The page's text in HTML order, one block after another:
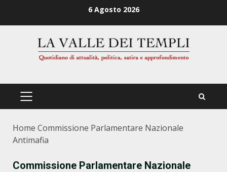
6 Agosto 2026
PRIMÄRES
Home Commissione Parlamentare Nazionale
Antimafia
Commissione Parlamentare Nazionale